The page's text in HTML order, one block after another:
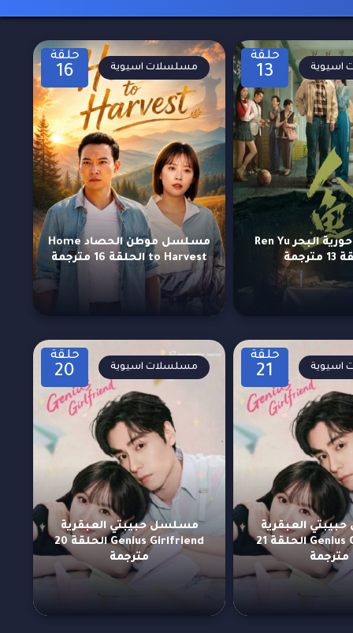
حلقة
13
مسلسل حورية البحر Ren Yu
اسيوية
حلقة
16
مسلسل موطن الحصاد Home
to Harvest الحلقة 16 مترجمة
مسلسلات اسيوية
حلقة
21
العبقرية
Genius Girlfriend الحلقة 21
مترجمة
اسيوية
حلقة
20
مسلسل حبيبتي العبقرية
Genius Girlfriend الحلقة 20
مترجمة
مسلسلات اسيوية